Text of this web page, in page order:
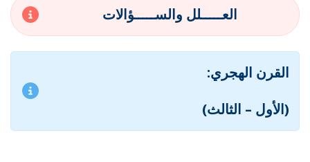
العـــــلل والســـــؤالات
القرن الهجري:
(الأول – الثالث)